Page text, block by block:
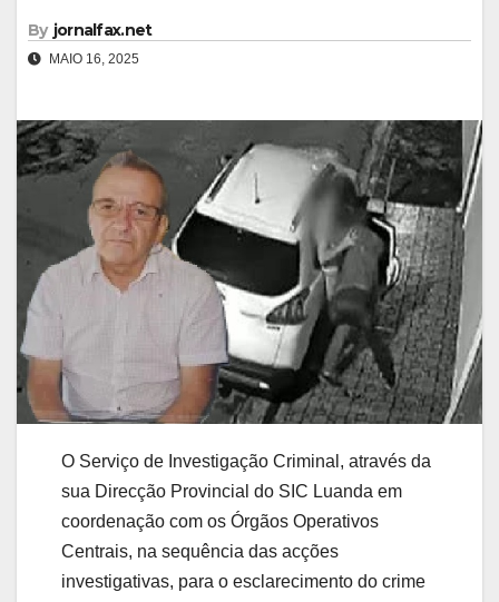
By jornalfax.net
MAIO 16, 2025
O Serviço de Investigação Criminal, através da
sua Direcção Provincial do SIC Luanda em
coordenação com os Órgãos Operativos
Centrais, na sequência das acções
investigativas, para o esclarecimento do crime